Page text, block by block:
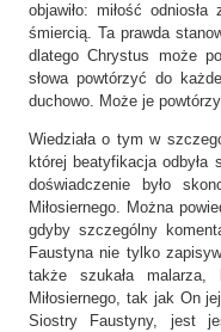
objawiło: miłość
śmiercią. Ta prawda
dlatego Chrystus może
słowa powtórzyć do
duchowo. Może je
Wiedziała o tym w
której beatyfikacja odbyła
doświadczenie było
Miłosiernego. Można
gdyby szczególny
Faustyna nie tylko
także szukała malarza,
Miłosiernego, tak jak On
Siostry Faustyny, jest